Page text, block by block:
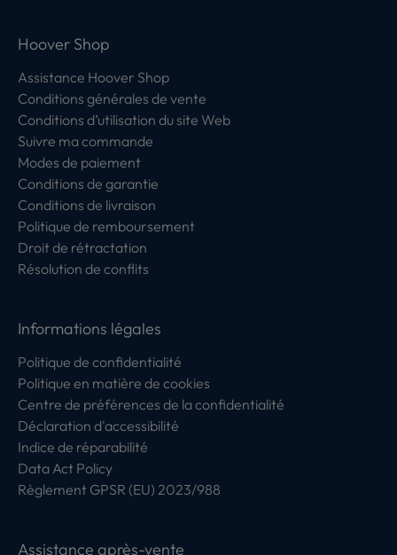
Hoover Shop
Assistance Hoover Shop
Conditions générales de vente
Conditions d’utilisation du site Web
Suivre ma commande
Modes de paiement
Conditions de garantie
Conditions de livraison
Politique de remboursement
Droit de rétractation
Résolution de conflits
Informations légales
Politique de confidentialité
Politique en matière de cookies
Centre de préférences de la confidentialité
Déclaration d'accessibilité
Indice de réparabilité
Data Act Policy
Règlement GPSR (EU) 2023/988
Assistance après-vente